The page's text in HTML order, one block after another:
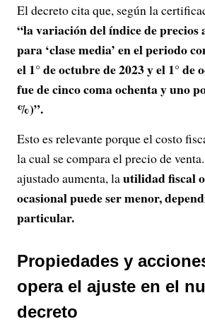
El decreto cita que, según la
“la variación del índice de precios
para ‘clase media’ en el periodo
el 1° de octubre de 2023 y el 1° de
fue de cinco coma ochenta y uno
%)”.
Esto es relevante porque el costo
la cual se compara el precio de
ajustado aumenta, lautilidad fiscal
ocasional puede ser menor,
particular.
Propiedades y
opera el ajuste en el
decreto